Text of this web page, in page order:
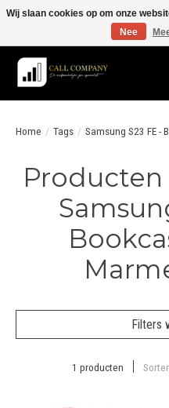
Vóór 19:00 besteld morgen in huis!
Home / Tags / Samsung S23 FE -
Filters
1 producten
Wij slaan cookies op om onze
Nee